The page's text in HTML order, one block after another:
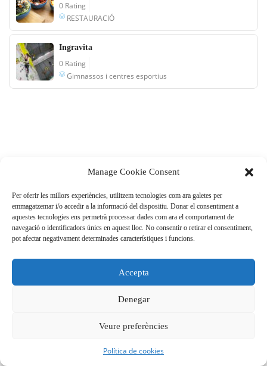
Manage Cookie Consent
Per oferir les millors experiències, utilitzem tecnologies com ara galetes per
emmagatzemar i/o accedir a la informació del dispositiu. Donar el consentiment a
aquestes tecnologies ens permetrà processar dades com ara el comportament de
navegació o identificadors únics en aquest lloc. No consentir o retirar el consentiment,
pot afectar negativament determinades característiques i funcions.
Accepta
Denegar
Veure preferències
Política de cookies
0 Rating
RESTAURACIÓ
Ingravita
0 Rating
Gimnassos i centres esportius